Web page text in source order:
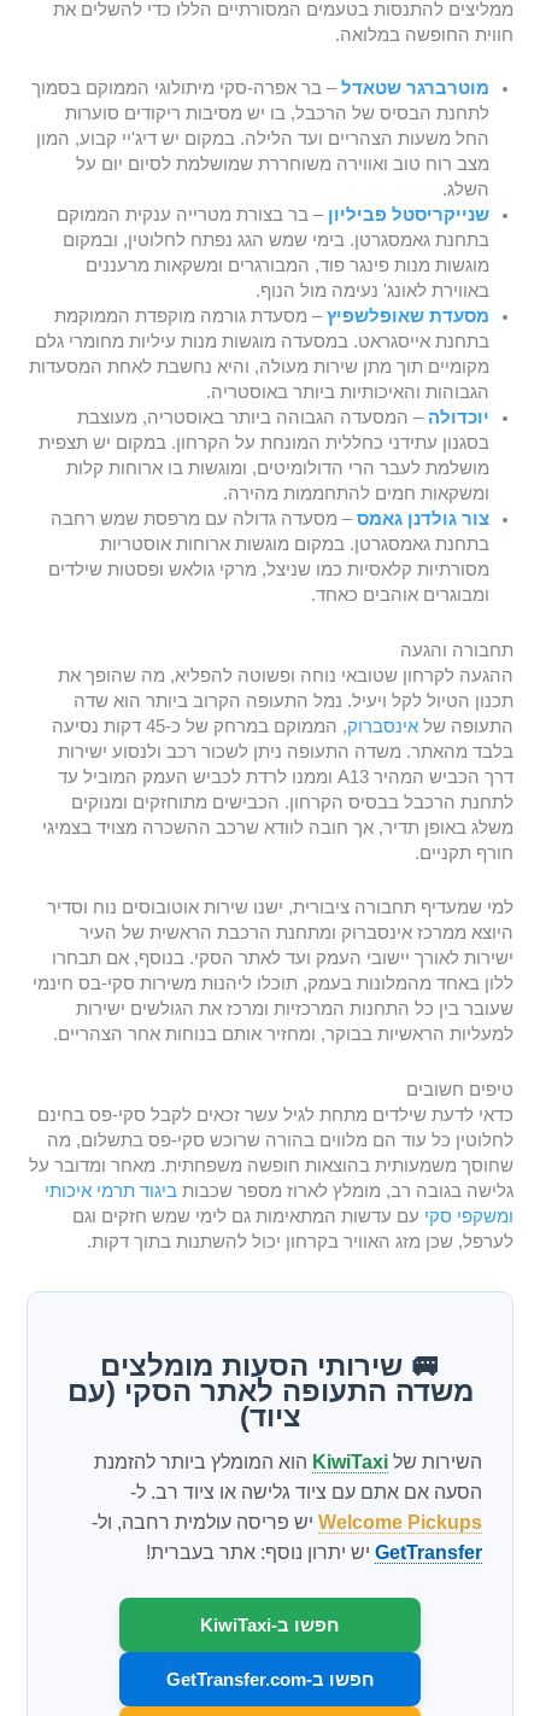
ממליצים להתנסות בטעמים המסורתיים הללו כדי להשלים את
חווית החופשה במלואה.
מוטרברגר שטאדל– בר אפרה-סקי מיתולוגי הממוקם בסמוך
לתחנת הבסיס של הרכבל, בו יש מסיבות ריקודים סוערות
החל משעות הצהריים ועד הלילה. במקום יש דיג'יי קבוע, המון
מצב רוח טוב ואווירה משוחררת שמושלמת לסיום יום על
השלג.
שנייקריסטל פביליון – בר בצורת מטרייה ענקית הממוקם
בתחנת גאמסגרטן. בימי שמש הגג נפתח לחלוטין, ובמקום
מוגשות מנות פינגר פוד, המבורגרים ומשקאות מרעננים
באווירת לאונג' נעימה מול הנוף.
מסעדת שאופלשפיץ– מסעדת גורמה מוקפדת הממוקמת
בתחנת אייסגראט. במסעדה מוגשות מנות עיליות מחומרי גלם
מקומיים תוך מתן שירות מעולה, והיא נחשבת לאחת המסעדות
הגבוהות והאיכותיות ביותר באוסטריה.
יוכדולה – המסעדה הגבוהה ביותר באוסטריה, מעוצבת
בסגנון עתידני כחללית המונחת על הקרחון. במקום יש תצפית
מושלמת לעבר הרי הדולומיטים, ומוגשות בו ארוחות קלות
ומשקאות חמים להתחממות מהירה.
צור גולדנן גאמס– מסעדה גדולה עם מרפסת שמש רחבה
בתחנת גאמסגרטן. במקום מוגשות ארוחות אוסטריות
מסורתיות קלאסיות כמו שניצל, מרקי גולאש ופסטות שילדים
ומבוגרים אוהבים כאחד.
תחבורה והגעה
ההגעה לקרחון שטובאי נוחה ופשוטה להפליא, מה שהופך את
תכנון הטיול לקל ויעיל. נמל התעופה הקרוב ביותר הוא שדה
התעופה שלאינסברוק
, הממוקם במרחק של כ-45 דקות נסיעה
בלבד מהאתר. משדה התעופה ניתן לשכור רכב ולנסוע ישירות
דרך הכביש המהיר A13 וממנו לרדת לכביש העמק המוביל עד
לתחנת הרכבל בבסיס הקרחון. הכבישים מתוחזקים ומנוקים
משלג באופן תדיר, אך חובה לוודא שרכב ההשכרה מצויד בצמיגי
חורף תקניים.
למי שמעדיף תחבורה ציבורית, ישנו שירות אוטובוסים נוח וסדיר
היוצא ממרכז אינסברוק ומתחנת הרכבת הראשית של העיר
ישירות לאורך יישובי העמק ועד לאתר הסקי. בנוסף, אם תבחרו
ללון באחד מהמלונות בעמק, תוכלו ליהנות משירות סקי-בס חינמי
שעובר בין כל התחנות המרכזיות ומרכז את הגולשים ישירות
למעליות הראשיות בבוקר, ומחזיר אותם בנוחות אחר הצהריים.
טיפים חשובים
כדאי לדעת שילדים מתחת לגיל עשר זכאים לקבל סקי-פס בחינם
לחלוטין כל עוד הם מלווים בהורה שרוכש סקי-פס בתשלום, מה
שחוסך משמעותית בהוצאות חופשה משפחתית. מאחר ומדובר על
גלישה בגובה רב, מומלץ לארוז מספר שכבות ביגוד תרמי איכותי
ומשקפי סקי עם עדשות המתאימות גם לימי שמש חזקים וגם
לערפל, שכן מזג האוויר בקרחון יכול להשתנות בתוך דקות.
🚐 שירותי הסעות מומלצים
משדה התעופה לאתר הסקי (עם
ציוד)
השירות שלKiwiTaxi הוא המומלץ ביותר להזמנת
הסעה אם אתם עם ציוד גלישה או ציוד רב. ל-
Welcome Pickups יש פריסה עולמית רחבה, ול-
GetTransfer יש יתרון נוסף: אתר בעברית!
חפשו ב-KiwiTaxi
חפשו ב-GetTransfer.com